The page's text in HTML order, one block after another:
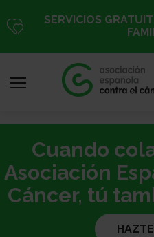
al
SERVICIOS
Iniciar
sesión
/
Registro
Cuando
Asociación
Cáncer, tú